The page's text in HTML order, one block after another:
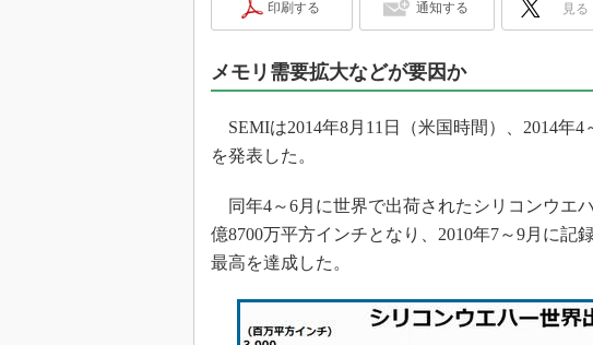
この10年で起こったこと、
で起こること
製品分解で探るアジアの新
“異端児エンジニア”が仕掛
ための新行動論
印刷する 通知する 見る
メモリ需要拡大などが要因か
SEMIは2014年8月11日（米国時間）、2014年
を発表した。
同年4～6月に世界で出荷されたシリコンウエ
億8700万平方インチとなり、2010年7～9月に記
最高を達成した。